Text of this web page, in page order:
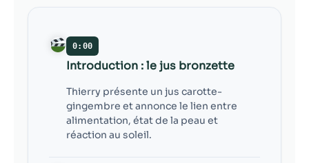
0:00
Introduction : le jus bronzette
Thierry présente un jus carotte-
gingembre et annonce le lien entre
alimentation, état de la peau et
réaction au soleil.
offres